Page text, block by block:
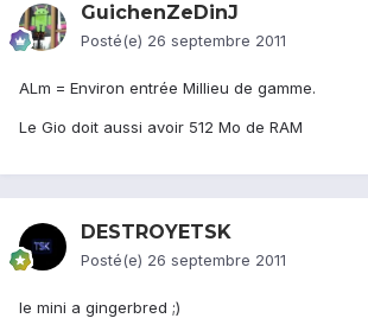
GuichenZeDinJ
Posté(e) 26 septembre 2011
ALm = Environ entrée Millieu de gamme.
Le Gio doit aussi avoir 512 Mo de RAM
DESTROYETSK
Posté(e) 26 septembre 2011
le mini a gingerbred ;)